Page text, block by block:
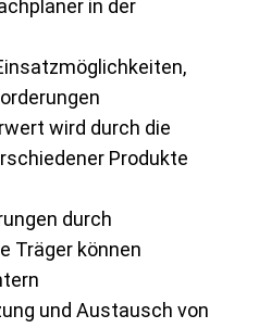
in der
wird durch die
Produkte
durch
Träger können
und Austausch von